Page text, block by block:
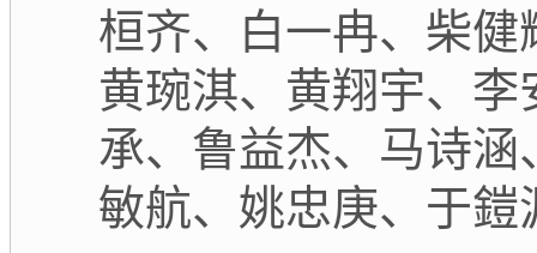
桓齐、白一冉、柴
黄琬淇、黄翔宇、
承、鲁益杰、马诗涵
敏航、姚忠庚、于